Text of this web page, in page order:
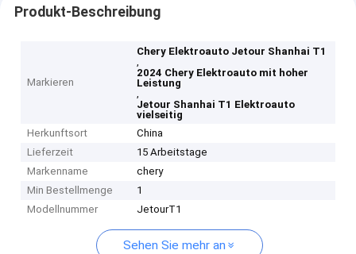
Produkt-Beschreibung
Markieren
Chery Elektroauto Jetour Shanhai T1
,
2024 Chery Elektroauto mit hoher
Leistung
,
Jetour Shanhai T1 Elektroauto
vielseitig
Herkunftsort
China
Lieferzeit
15 Arbeitstage
Markenname
chery
Min Bestellmenge
1
Modellnummer
JetourT1
Sehen Sie mehr an